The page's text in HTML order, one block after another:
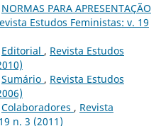
NORMAS PARA APRESENTAÇÃO
Estudos Feministas: v. 19
Editorial , Revista Estudos
Sumário , Revista Estudos
Colaboradores , Revista
n. 3 (2011)